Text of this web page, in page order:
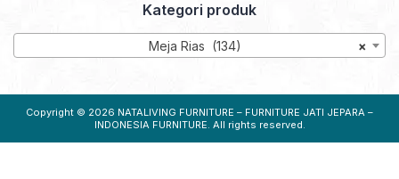
Kategori produk
×
Meja Rias (134)
Copyright © 2026 NATALIVING FURNITURE – FURNITURE JATI JEPARA –
INDONESIA FURNITURE. All rights reserved.